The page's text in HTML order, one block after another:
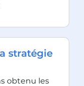
stratégie
obtenu les